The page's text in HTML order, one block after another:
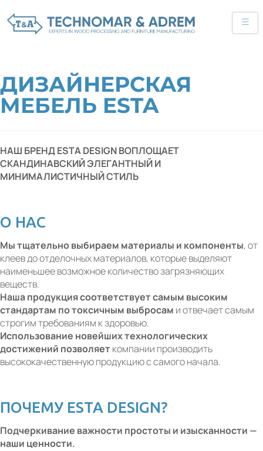
ДИЗАЙНЕРСКАЯ
МЕБЕЛЬ ESTA
НАШ БРЕНД ESTA DESIGN ВОПЛОЩАЕТ
СКАНДИНАВСКИЙ ЭЛЕГАНТНЫЙ И
МИНИМАЛИСТИЧНЫЙ СТИЛЬ
О НАС
Мы тщательно выбираем материалы и компоненты, от
клеев до отделочных материалов, которые выделяют
наименьшее возможное количество загрязняющих
веществ.
Наша продукция соответствует самым высоким
стандартам по токсичным выбросам и отвечает самым
строгим требованиям к здоровью.
Использование новейших технологических
достижений позволяет компании производить
высококачественную продукцию с самого начала.
ПОЧЕМУ ESTA DESIGN?
Подчеркивание важности простоты и изысканности —
наши ценности.